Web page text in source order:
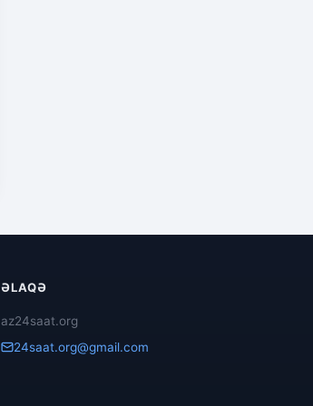
ƏLAQƏ
az24saat.org
24saat.org@gmail.com